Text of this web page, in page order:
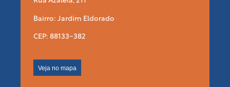
Bairro: Jardim Eldorado
CEP: 88133-382
Veja no mapa